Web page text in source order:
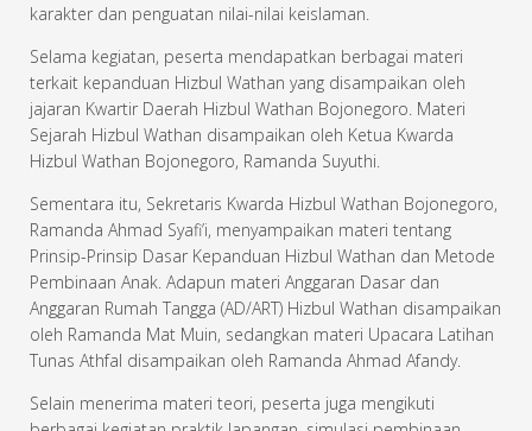
karakter dan penguatan nilai-nilai keislaman.
Selama kegiatan, peserta mendapatkan berbagai materi
terkait kepanduan Hizbul Wathan yang disampaikan oleh
jajaran Kwartir Daerah Hizbul Wathan Bojonegoro. Materi
Sejarah Hizbul Wathan disampaikan oleh Ketua Kwarda
Hizbul Wathan Bojonegoro, Ramanda Suyuthi.
Sementara itu, Sekretaris Kwarda Hizbul Wathan Bojonegoro,
Ramanda Ahmad Syafi’i, menyampaikan materi tentang
Prinsip-Prinsip Dasar Kepanduan Hizbul Wathan dan Metode
Pembinaan Anak. Adapun materi Anggaran Dasar dan
Anggaran Rumah Tangga (AD/ART) Hizbul Wathan disampaikan
oleh Ramanda Mat Muin, sedangkan materi Upacara Latihan
Tunas Athfal disampaikan oleh Ramanda Ahmad Afandy.
Selain menerima materi teori, peserta juga mengikuti